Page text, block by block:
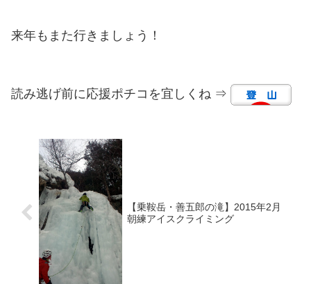
来年もまた行きましょう！
読み逃げ前に応援ポチコを宜しくね ⇒
【乗鞍岳・善五郎の滝】2015年2月
朝練アイスクライミング